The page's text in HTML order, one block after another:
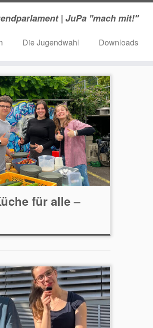
| JuPa ''mach mit!''
Die Jugendwahl Downloads
für alle –